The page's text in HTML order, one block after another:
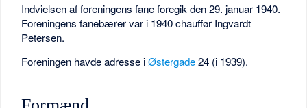
Indvielsen af foreningens fane foregik den 29. januar 1940.
Foreningens fanebærer var i 1940 chauffør Ingvardt
Petersen.
Foreningen havde adresse iØstergade24 (i 1939).